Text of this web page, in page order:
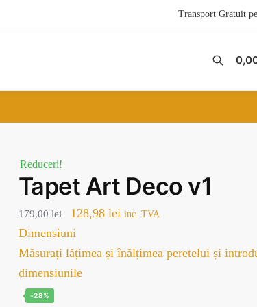
Transport Gratuit
Reduceri!
Tapet Art Deco v1
179,00lei
Prețul
inițial
a
fost:
128,98 leiPrețul
este:
inc. TVA
Dimensiuni
Măsurați lățimea și înălțimea peretelui și
dimensiunile
-28%